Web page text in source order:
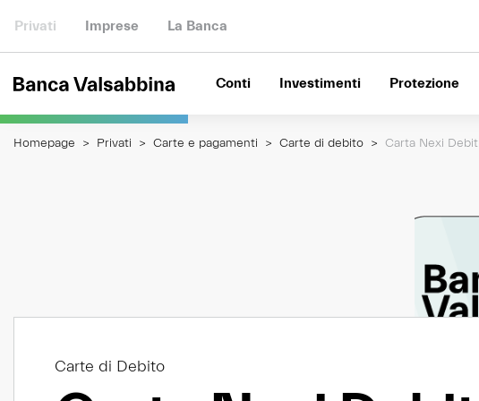
Privati Imprese La Banca
Conti Investimenti Protezione
Homepage Privati Carte e pagamenti Carte di debito Carta Nexi Debit
Carte di Debito